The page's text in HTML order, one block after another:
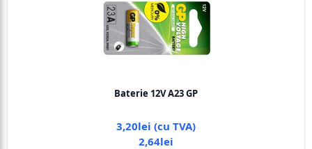
Baterie 12V A23 GP
3,20lei (cu TVA)
2,64lei